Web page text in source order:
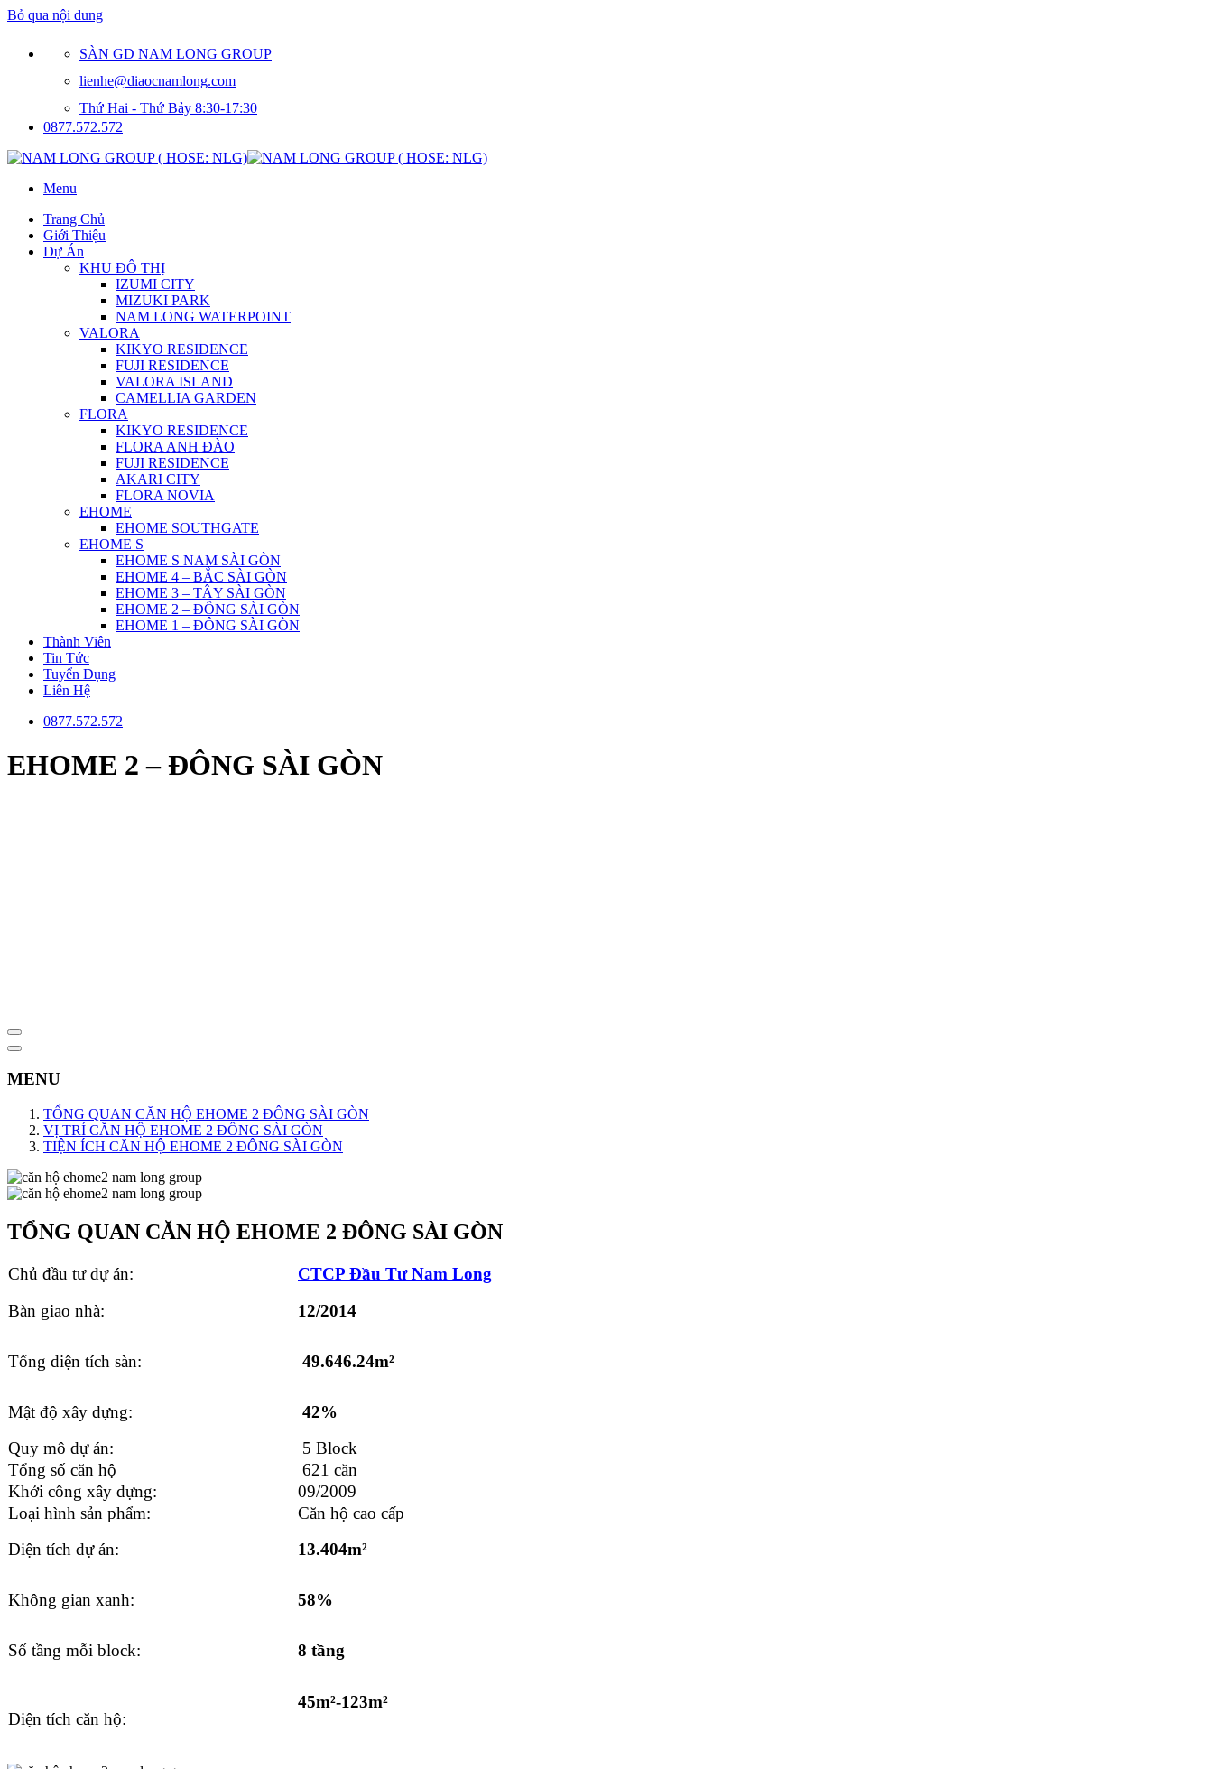
Bỏ qua nội dung
SÀN GD NAM LONG GROUP
lienhe@diaocnamlong.com
Thứ Hai - Thứ Bảy 8:30-17:30
0877.572.572
Menu
Trang Chủ
Giới Thiệu
Dự Án
KHU ĐÔ THỊ
IZUMI CITY
MIZUKI PARK
NAM LONG WATERPOINT
VALORA
KIKYO RESIDENCE
FUJI RESIDENCE
VALORA ISLAND
CAMELLIA GARDEN
FLORA
KIKYO RESIDENCE
FLORA ANH ĐÀO
FUJI RESIDENCE
AKARI CITY
FLORA NOVIA
EHOME
EHOME SOUTHGATE
EHOME S
EHOME S NAM SÀI GÒN
EHOME 4 – BẮC SÀI GÒN
EHOME 3 – TÂY SÀI GÒN
EHOME 2 – ĐÔNG SÀI GÒN
EHOME 1 – ĐÔNG SÀI GÒN
Thành Viên
Tin Tức
Tuyển Dụng
Liên Hệ
0877.572.572
EHOME 2 – ĐÔNG SÀI GÒN
MENU
TỔNG QUAN CĂN HỘ EHOME 2 ĐÔNG SÀI GÒN
VỊ TRÍ CĂN HỘ EHOME 2 ĐÔNG SÀI GÒN
TIỆN ÍCH CĂN HỘ EHOME 2 ĐÔNG SÀI GÒN
TỔNG QUAN CĂN HỘ EHOME 2 ĐÔNG SÀI GÒN
Chủ đầu tư dự án:
CTCP Đầu Tư Nam Long
Bàn giao nhà:
12/2014
Tổng diện tích sàn: 49.646.24m²
Mật độ xây dựng:
42%
Quy mô dự án:
5 Block
Tổng số căn hộ
621 căn
Khởi công xây dựng:
09/2009
Loại hình sản phẩm:
Căn hộ cao cấp
Diện tích dự án:
13.404m²
Không gian xanh: 58%
Số tầng mỗi block: 8 tầng
Diện tích căn hộ:
45m²-123m²